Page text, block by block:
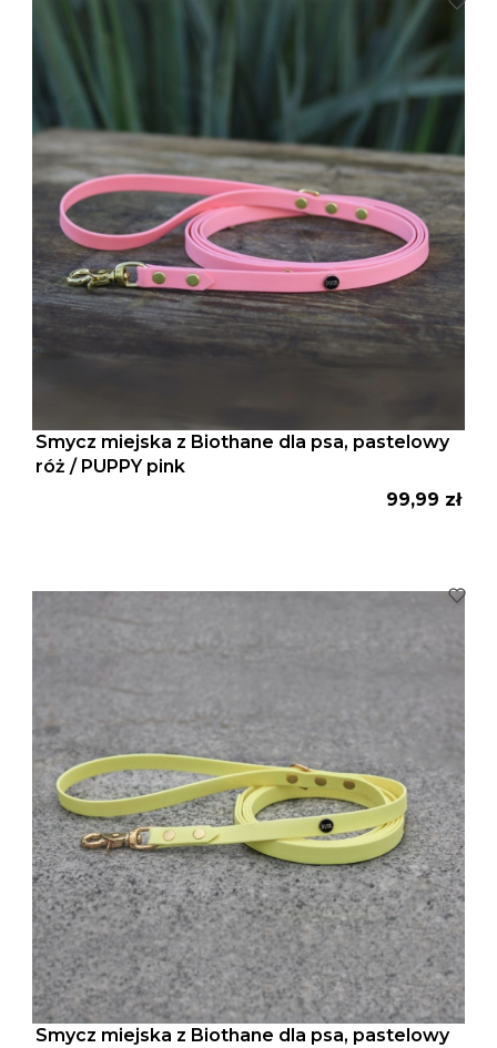
Smycz miejska z Biothane dla psa, pastelowy
róż / PUPPY pink
Cena
99,99 zł
Smycz miejska z Biothane dla psa, pastelowy